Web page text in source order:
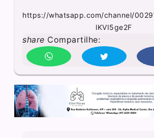
https://whatsapp.com/channel/
lKVI5ge2F
share Compartilhe: